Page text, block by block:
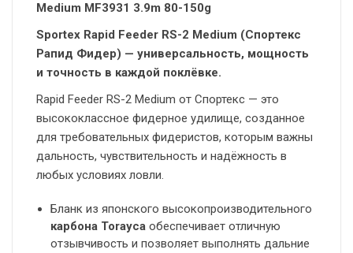
Medium MF3931 3.9m 80-150g
Sportex Rapid Feeder RS-2 Medium (Спортекс
Рапид Фидер) — универсальность, мощность
и точность в каждой поклёвке.
Rapid Feeder RS-2 Medium от Спортекс — это
высококлассное фидерное удилище, созданное
для требовательных фидеристов, которым важны
дальность, чувствительность и надёжность в
любых условиях ловли.
Бланк из японского высокопроизводительного
карбона Torayca обеспечивает отличную
отзывчивость и позволяет выполнять дальние